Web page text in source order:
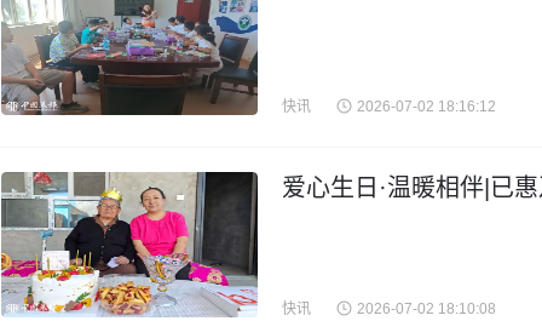
快讯 2026-07-02 18:16:12
爱心生日·温暖相伴|已
快讯 2026-07-02 18:10:08